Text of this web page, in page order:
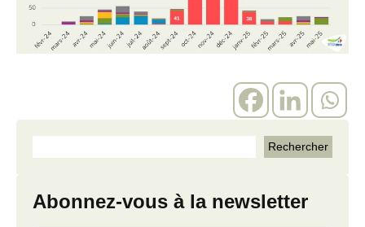
Abonnez-vous à la newsletter